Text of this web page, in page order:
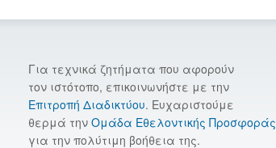
Για τεχνικά ζητήματα που αφορούν
τον ιστότοπο, επικοινωνήστε με την
Επιτροπή Διαδικτύου. Ευχαριστούμε
θερμά την Ομάδα Εθελοντικής Προσφοράς
για την πολύτιμη βοήθεια της.